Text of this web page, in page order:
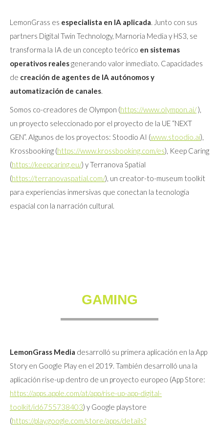
LemonGrass es especialista en IA aplicada. Junto con sus
partners Digital Twin Technology, Marnoria Media y HS3, se
transforma la IA de un concepto teórico en sistemas
operativos realesgenerando valor inmediato. Capacidades
de creación de agentes de IA autónomos y
automatización de canales.
Somos co-creadores de Olympon (https://www.olympon.ai/),
un proyecto seleccionado por el proyecto de la UE “NEXT
GEN”. Algunos de los proyectos: Stoodio AI (www.stoodio.ai),
Krossbooking (https://www.krossbooking.com/es), Keep Caring
(https://keepcaring.eu/) y Terranova Spatial
(https://terranovaspatial.com/), un creator-to-museum toolkit
para experiencias inmersivas que conectan la tecnología
espacial con la narración cultural.
GAMING
LemonGrass Media desarrolló su primera aplicación en la App
Story en Google Play en el 2019. También desarrolló una la
aplicación rise-up dentro de un proyecto europeo (App Store:
https://apps.apple.com/at/app/rise-up-app-digital-
toolkit/id6755738403) y Google playstore
(https://play.google.com/store/apps/details?